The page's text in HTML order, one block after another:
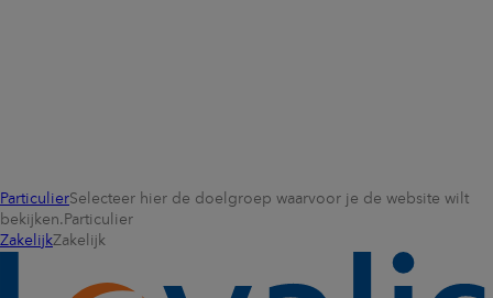
ParticulierSelecteer hier de doelgroep waarvoor je de website wilt
bekijken. Particulier
ZakelijkZakelijk